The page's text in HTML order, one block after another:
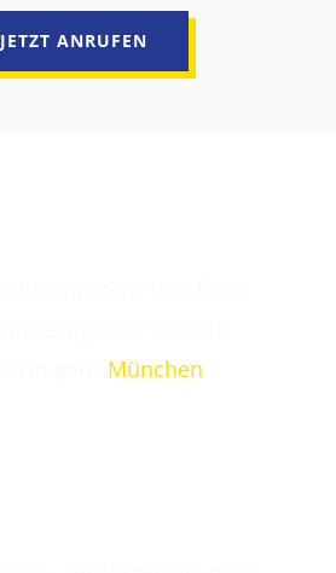
JETZT ANRUFEN
München